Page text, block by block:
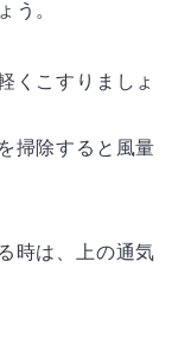
う。
くこすりましょ
掃除すると風量
時は、上の通気